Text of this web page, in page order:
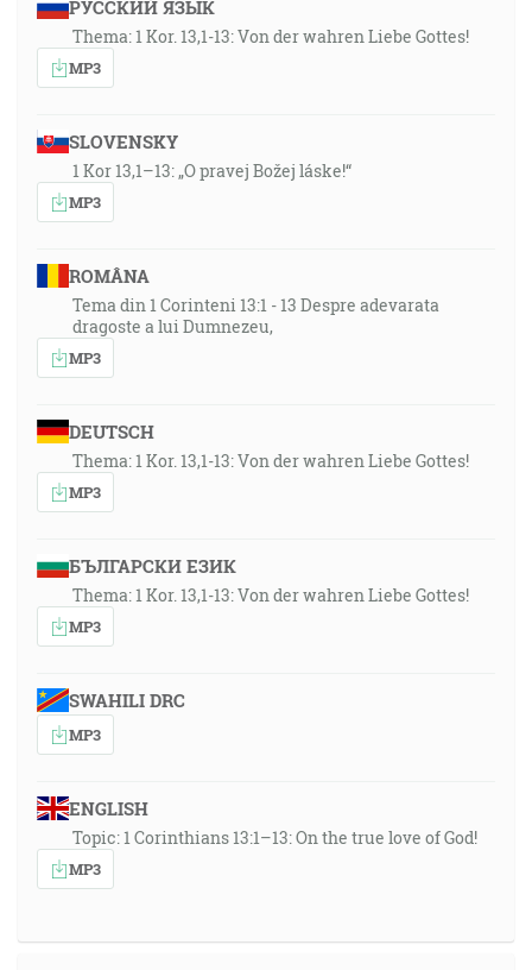
РУССКИЙ ЯЗЫК
Thema: 1 Kor. 13,1-13: Von der wahren Liebe Gottes!
MP3
SLOVENSKY
1 Kor 13,1–13: „O pravej Božej láske!“
MP3
ROMÂNA
Tema din 1 Corinteni 13:1 - 13 Despre adevarata
dragoste a lui Dumnezeu,
MP3
DEUTSCH
Thema: 1 Kor. 13,1-13: Von der wahren Liebe Gottes!
MP3
БЪЛГАРСКИ ЕЗИК
Thema: 1 Kor. 13,1-13: Von der wahren Liebe Gottes!
MP3
SWAHILI DRC
MP3
ENGLISH
Topic: 1 Corinthians 13:1–13: On the true love of God!
MP3